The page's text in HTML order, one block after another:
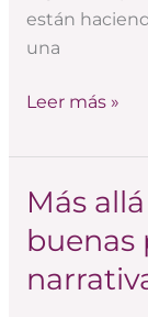
están
una
Leer más »
Más
buenas
Más
allá
de
la